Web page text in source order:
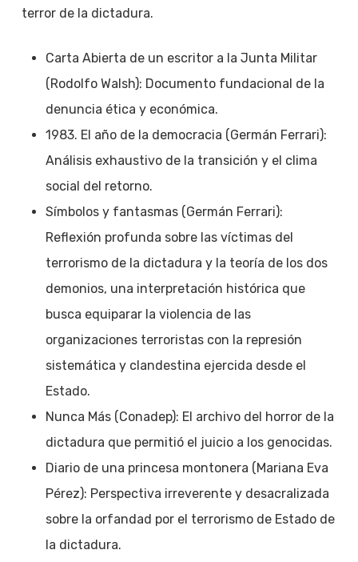
terror de la dictadura.
Carta Abierta de un escritor a la Junta Militar
(Rodolfo Walsh): Documento fundacional de la
denuncia ética y económica.
1983. El año de la democracia (Germán Ferrari):
Análisis exhaustivo de la transición y el clima
social del retorno.
Símbolos y fantasmas (Germán Ferrari):
Reflexión profunda sobre las víctimas del
terrorismo de la dictadura y la teoría de los dos
demonios, una interpretación histórica que
busca equiparar la violencia de las
organizaciones terroristas con la represión
sistemática y clandestina ejercida desde el
Estado.
Nunca Más (Conadep): El archivo del horror de la
dictadura que permitió el juicio a los genocidas.
Diario de una princesa montonera (Mariana Eva
Pérez): Perspectiva irreverente y desacralizada
sobre la orfandad por el terrorismo de Estado de
la dictadura.